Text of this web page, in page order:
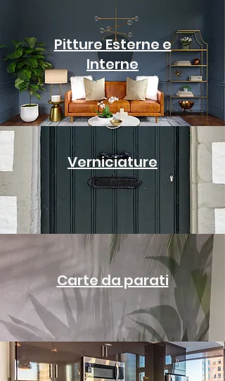
Pitture Esterne e
Interne
Verniciature
Carte da parati